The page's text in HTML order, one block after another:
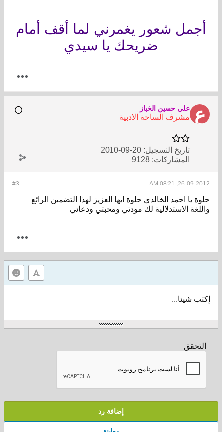
أجمل شعور يغمرني لما أقف أمام
ضريحك يا سيدي
علي حسين الخباز
مشرف الساحة الادبية
تاريخ التسجيل: 20-09-2010
المشاركات: 9128
#3 26-09-2012, 08:21 AM
حلوة يا احمد الخالدي حلوة ايها العزيز لهذا التضمين الرائع
واللغة الاستدلالية لك مودتي ومحبتي ودعائي
إكتب شيئا...
التحقق
إضافة رد